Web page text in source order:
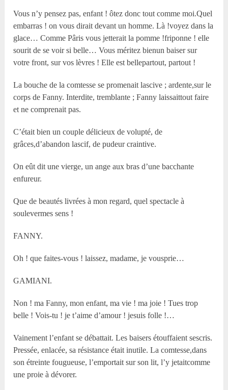
Vous n’y pensez pas, enfant ! ôtez donc tout comme moi.Quel
embarras ! on vous dirait devant un homme. Là !voyez dans la
glace… Comme Pâris vous jetterait la pomme !friponne ! elle
sourit de se voir si belle… Vous méritez bienun baiser sur
votre front, sur vos lèvres ! Elle est bellepartout, partout !
La bouche de la comtesse se promenait lascive ; ardente,sur le
corps de Fanny. Interdite, tremblante ; Fanny laissaittout faire
et ne comprenait pas.
C’était bien un couple délicieux de volupté, de
grâces,d’abandon lascif, de pudeur craintive.
On eût dit une vierge, un ange aux bras d’une bacchante
enfureur.
Que de beautés livrées à mon regard, quel spectacle à
soulevermes sens !
FANNY.
Oh ! que faites-vous ! laissez, madame, je vousprie…
GAMIANI.
Non ! ma Fanny, mon enfant, ma vie ! ma joie ! Tues trop
belle ! Vois-tu ! je t’aime d’amour ! jesuis folle !…
Vainement l’enfant se débattait. Les baisers étouffaient sescris.
Pressée, enlacée, sa résistance était inutile. La comtesse,dans
son étreinte fougueuse, l’emportait sur son lit, l’y jetaitcomme
une proie à dévorer.